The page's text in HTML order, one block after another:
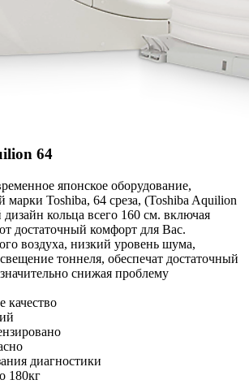
64
японское оборудование,
марки Toshiba, 64 среза, (Toshiba Aquilion
кольца всего 160 см. включая
достаточный комфорт для Вас.
воздуха, низкий уровень шума,
тоннеля, обеспечат достаточный
снижая проблему
качество
диагностики
180кг